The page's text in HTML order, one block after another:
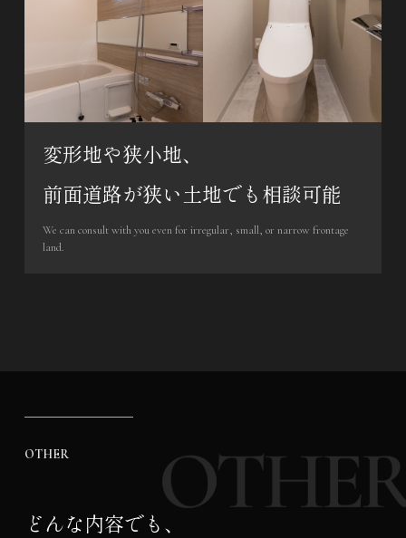
変形地や狭小地、
前面道路が狭い土地でも相談可能
We can consult with you even for irregular, small, or narrow frontage
land.
OTHER
どんな内容でも、